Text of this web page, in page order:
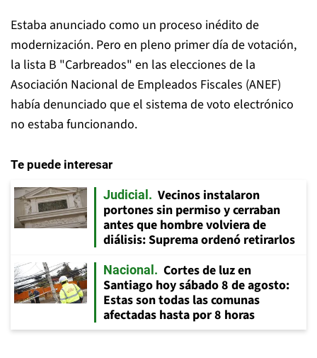
Estaba anunciado como un proceso inédito de
modernización. Pero en pleno primer día de votación,
la lista B "Carbreados" en las elecciones de la
Asociación Nacional de Empleados Fiscales (ANEF)
había denunciado que el sistema de voto electrónico
no estaba funcionando.
Te puede interesar
Judicial
Vecinos instalaron
portones sin permiso y cerraban
antes que hombre volviera de
diálisis: Suprema ordenó retirarlos
Nacional
Cortes de luz en
Santiago hoy sábado 8 de agosto:
Estas son todas las comunas
afectadas hasta por 8 horas